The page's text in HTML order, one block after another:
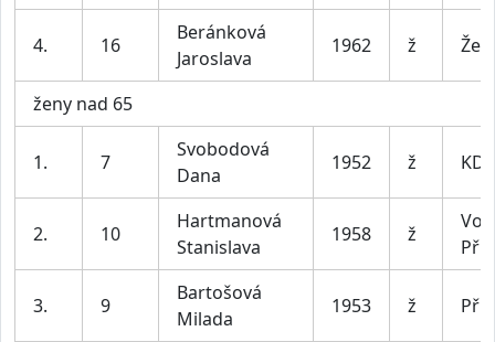
4. 16
Beránková
Jaroslava
1962 ž
ženy nad 65
1. 7
Svobodová
Dana
1952 ž KD
2. 10
Hartmanová
Stanislava
1958 ž
3. 9
Bartošová
Milada
1953 ž